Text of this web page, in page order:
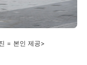
= 본인 제공>